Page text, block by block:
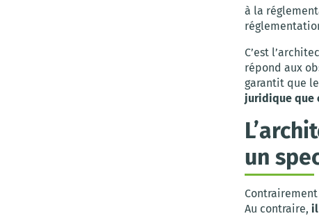
à la
C’est
répond aux
garantit que
juridique que
un
Au contraire, il